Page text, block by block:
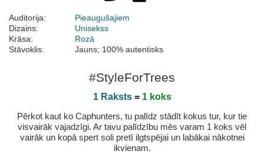
Auditorija:
Pieaugušajiem
Dizains:
Unisekss
Krāsa:
Rozā
Stāvoklis:
Jauns; 100% autentisks
#StyleForTrees
1 Raksts= 1 koks
Pērkot kaut ko Caphunters, tu palīdz stādīt kokus tur, kur tie
visvairāk vajadzīgi. Ar tavu palīdzību mēs varam 1 koks vēl
vairāk un kopā spert soli pretī ilgtspējai un labākai nākotnei
ikvienam.